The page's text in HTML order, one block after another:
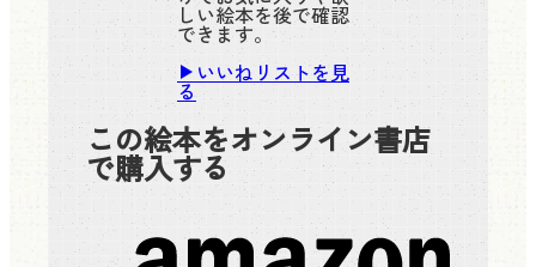
しい絵本を後で確認
できます。
いいねリストを見
る
この絵本をオンライン書店
で購入する